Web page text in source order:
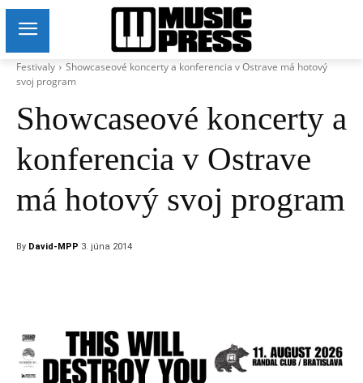
Festivaly
Showcaseové koncerty a konferencia v Ostrave má hotový
svoj program
Showcaseové koncerty a
konferencia v Ostrave
má hotový svoj program
By David-MPP 3. júna 2014